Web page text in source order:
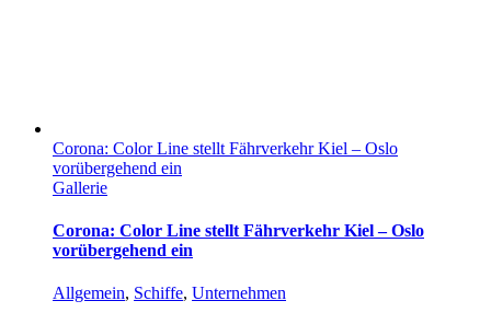
Corona: Color Line stellt Fährverkehr Kiel – Oslo
vorübergehend ein
Gallerie
Corona: Color Line stellt Fährverkehr Kiel – Oslo
vorübergehend ein
Allgemein, Schiffe, Unternehmen